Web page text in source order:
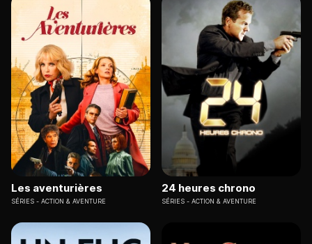
Les aventurières
SÉRIES ACTION & AVENTURE
24 heures chrono
SÉRIES ACTION & AVENTURE